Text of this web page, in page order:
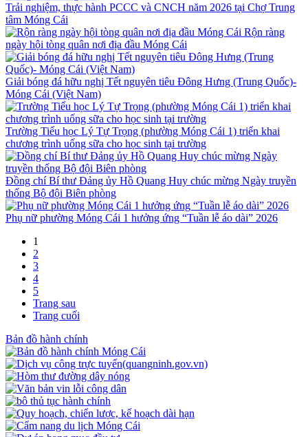
Trải nghiệm, thực hành PCCC và CNCH năm 2026 tại Chợ Trung
tâm Móng Cái
Rộn ràng
ngày hội tòng quân nơi địa đầu Móng Cái
Giải bóng đá hữu nghị Tết nguyên tiêu Đông Hưng (Trung Quốc)-
Móng Cái (Việt Nam)
Trường Tiểu học Lý Tự Trọng (phường Móng Cái 1) triển khai
chương trình uống sữa cho học sinh tại trường
Đồng chí Bí thư Đảng ủy Hồ Quang Huy chúc mừng Ngày truyền
thống Bộ đội Biên phòng
Phụ nữ phường Móng Cái 1 hưởng ứng “Tuần lễ áo dài” 2026
1
2
3
4
5
Trang sau
Trang cuối
Bản đồ hành chính